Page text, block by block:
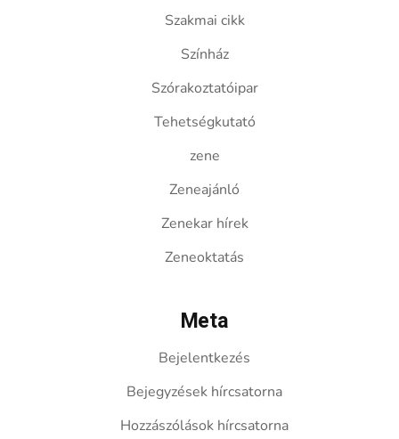
Szakmai cikk
Színház
Szórakoztatóipar
Tehetségkutató
zene
Zeneajánló
Zenekar hírek
Zeneoktatás
Meta
Bejelentkezés
Bejegyzések hírcsatorna
Hozzászólások hírcsatorna